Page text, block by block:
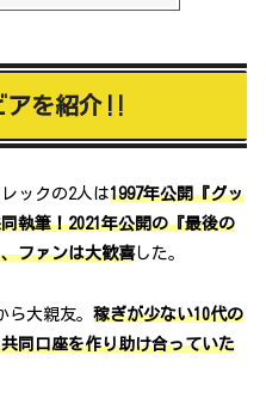
を紹介‼
ックの2人は1997年公開『グッ
執筆！2021年公開の『最後の
ファンは大歓喜した。
大親友。 稼ぎが少ない10代の
同口座を作り助け合っていた